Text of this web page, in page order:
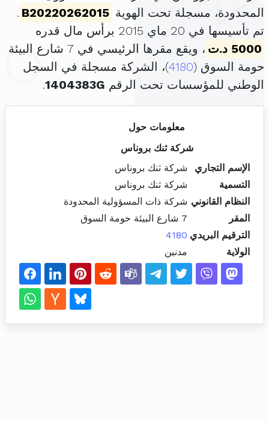
المحدودة، مسجلة تحت الهوية B20220262015
.
تم تأسيسها في 20 ماي 2015 برأس مال قدره
5000 د.ت
، ويقع مقرها الرئيسي في 7 شارع البيئة
حومة السوق (4180)، الشركة مسجلة في السجل
الوطني للمؤسسات تحت الرقم 1404383G
.
معلومات حول
شركة ثنك بروناس
الإسم التجاري
شركة ثنك بروناس
التسمية
شركة ثنك بروناس
النظام القانوني شركة ذات المسؤولية المحدودة
المقر
7 شارع البيئة حومة السوق
الترقيم البريدي 4180
الولاية
مدنين